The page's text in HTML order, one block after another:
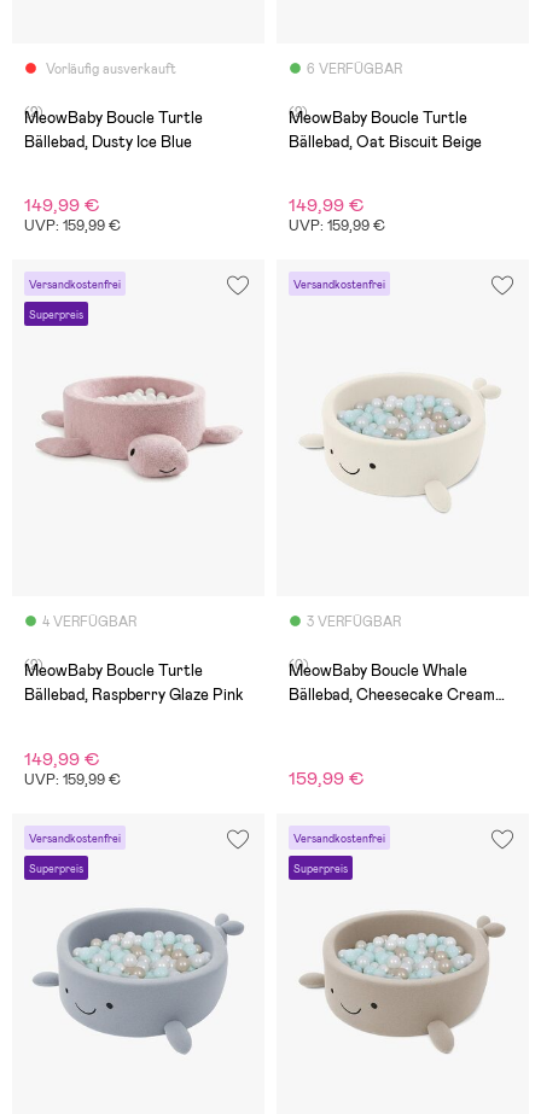
Vorläufig ausverkauft
(2)
MeowBaby Boucle Turtle
Bällebad, Dusty Ice Blue
149,99 €
UVP: 159,99 €
6 VERFÜGBAR
(2)
MeowBaby Boucle Turtle
Bällebad, Oat Biscuit Beige
149,99 €
UVP: 159,99 €
Versandkostenfrei
Superpreis
4 VERFÜGBAR
(2)
MeowBaby Boucle Turtle
Bällebad, Raspberry Glaze Pink
149,99 €
UVP: 159,99 €
Versandkostenfrei
3 VERFÜGBAR
(0)
MeowBaby Boucle Whale
Bällebad, Cheesecake Cream
159,99 €
Versandkostenfrei
Superpreis
Versandkostenfrei
Superpreis